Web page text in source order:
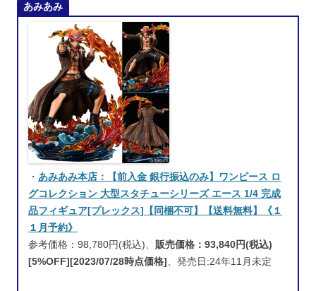
あみあみ
・ あみあみ本店：【前入金 銀行振込のみ】ワンピース ロ
グコレクション 大型スタチューシリーズ エース 1/4 完成
品フィギュア[プレックス]【同梱不可】【送料無料】《１
１月予約》
参考価格：98,780円(税込)、
販売価格：93,840円(税込)
[5%OFF][2023/07/28時点価格] 、発売日:24年11月未定